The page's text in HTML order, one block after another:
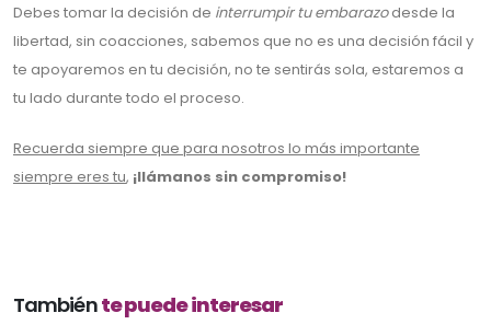
Debes tomar la decisión de interrumpir tu embarazodesde la
libertad, sin coacciones, sabemos que no es una decisión fácil y
te apoyaremos en tu decisión, no te sentirás sola, estaremos a
tu lado durante todo el proceso.
Recuerda siempre que para nosotros lo más importante
siempre eres tu, ¡llámanos sin compromiso!
Tambiénte puede interesar